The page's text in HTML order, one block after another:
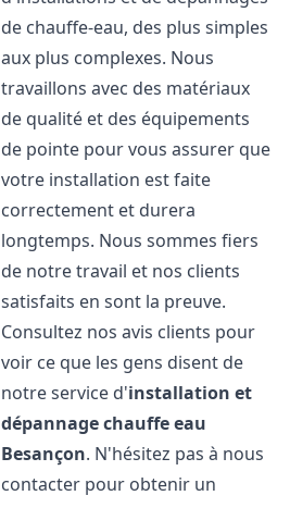
de chauffe-eau, des plus simples
aux plus complexes. Nous
travaillons avec des matériaux
de qualité et des équipements
de pointe pour vous assurer que
votre installation est faite
correctement et durera
longtemps. Nous sommes fiers
de notre travail et nos clients
satisfaits en sont la preuve.
Consultez nos avis clients pour
voir ce que les gens disent de
notre service d'installation et
dépannage chauffe eau
Besançon. N'hésitez pas à nous
contacter pour obtenir un